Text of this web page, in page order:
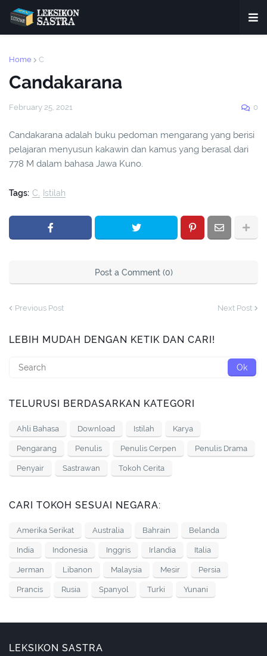
Home C
Candakarana
February 25, 2021 0
Candakarana adalah buku pedoman mengarang yang berisi
pelajaran menyusun kakawin dan kamus yang berasal dari
778 M dalam bahasa Jawa Kuno.
Tags: C Istilah
Post a Comment (0)
Previous Post Next Post
LEBIH MUDAH DENGAN KETIK DAN CARI!
TELURUSI BERDASARKAN KATEGORI
Ahli Bahasa Download Istilah Karya
Pengarang Penulis Penulis Cerpen Penulis Drama
Penyair Sastrawan Tokoh Cerita
CARI TOKOH SESUAI NEGARA:
Amerika Serikat Australia Bahrain Belanda
India Indonesia Inggris Irlandia Italia
Jerman Libanon Malaysia Mesir Persia
Prancis Rusia Spanyol Turki Yunani
LEKSIKON SASTRA